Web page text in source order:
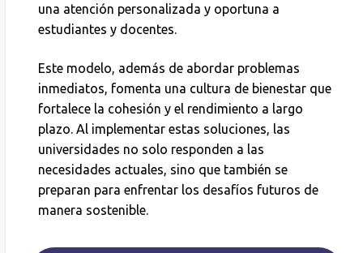
una atención personalizada y oportuna a
estudiantes y docentes.
Este modelo, además de abordar problemas
inmediatos, fomenta una cultura de bienestar que
fortalece la cohesión y el rendimiento a largo
plazo. Al implementar estas soluciones, las
universidades no solo responden a las
necesidades actuales, sino que también se
preparan para enfrentar los desafíos futuros de
manera sostenible.